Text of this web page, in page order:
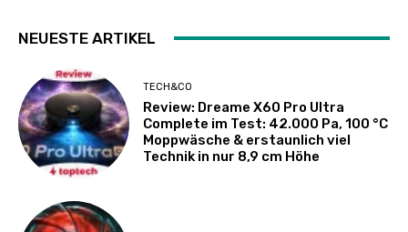
NEUESTE ARTIKEL
TECH&CO
Review: Dreame X60 Pro Ultra
Complete im Test: 42.000 Pa, 100 °C
Moppwäsche & erstaunlich viel
Technik in nur 8,9 cm Höhe